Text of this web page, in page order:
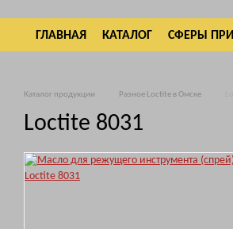
ГЛАВНАЯ КАТАЛОГ СФЕРЫ
Каталог продукции Разное Loctite в Омске
Loctite 8031